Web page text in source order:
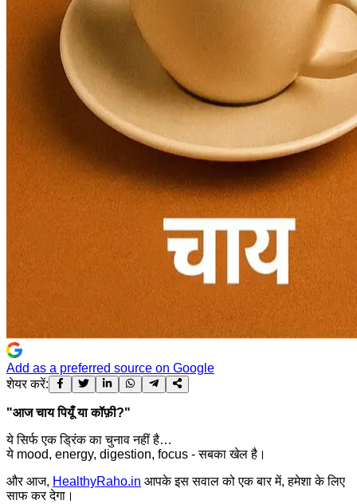
Add as a preferred source on Google
शेयर करें:
"आज चाय पियूँ या कॉफ़ी?"
ये सिर्फ एक ड्रिंक का चुनाव नहीं है…
ये mood, energy, digestion, focus - सबका खेल है।
और आज, HealthyRaho.in आपके इस सवाल को एक बार में, हमेशा के लिए
साफ कर देगा।